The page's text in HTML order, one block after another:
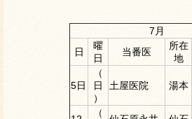
7月
日
曜
日
当番医
所在
地
5日
（
日
）
土屋医院 湯本
（